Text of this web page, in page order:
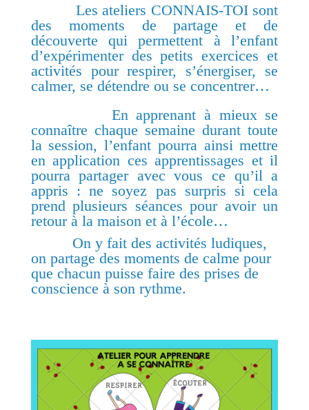
Les ateliers CONNAIS-TOI sont
des moments de partage et de
découverte qui permettent à l’enfant
d’expérimenter des petits exercices et
activités pour respirer, s’énergiser, se
calmer, se détendre ou se concentrer…
En apprenant à mieux se
connaître chaque semaine durant toute
la session, l’enfant pourra ainsi mettre
en application ces apprentissages et il
pourra partager avec vous ce qu’il a
appris : ne soyez pas surpris si cela
prend plusieurs séances pour avoir un
retour à la maison et à l’école…
On y fait des activités ludiques,
on partage des moments de calme pour
que chacun puisse faire des prises de
conscience à son rythme.